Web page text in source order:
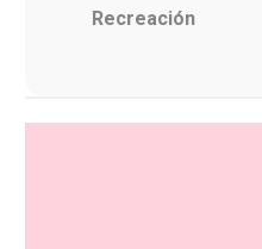
Recreación